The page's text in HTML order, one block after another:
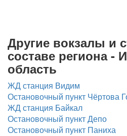
Другие вокзалы и
составе региона -
область
ЖД станция Видим
Остановочный пункт Чёртова
ЖД станция Байкал
Остановочный пункт Депо
Остановочный пункт Паниха